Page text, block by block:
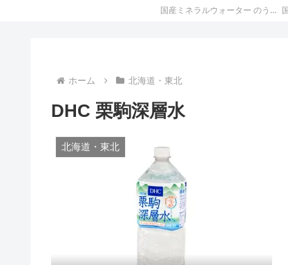
国産ミネラルウォーター のうち、 関東・甲信越地方のミネラルウォーター に関する情報です。
ホーム 北海道・東北
DHC 栗駒深層水
北海道・東北